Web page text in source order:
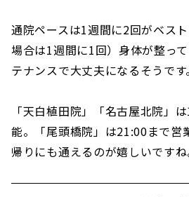
通院ペースは1週間に2回がベス
場合は1週間に1回）身体が整っ
テナンスで大丈夫になるそうです。
「天白植田院」「名古屋北院」
能。「尾頭橋院」は21:00まで営
帰りにも通えるのが嬉しいですね